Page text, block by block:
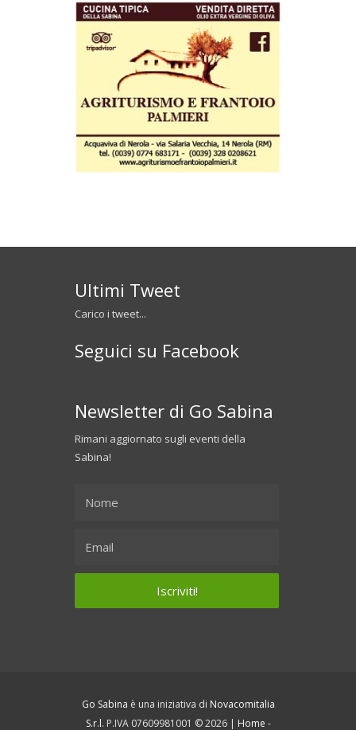
Ultimi Tweet
Carico i tweet...
Seguici su Facebook
Newsletter di Go Sabina
Rimani aggiornato sugli eventi della
Sabina!
Go Sabina è una iniziativa di Novacomitalia
S.r.l. P.IVA 07609981001 © 2026 | Home -